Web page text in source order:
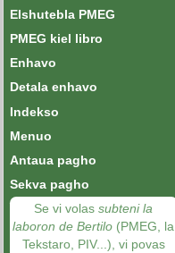
Elshutebla PMEG
PMEG kiel libro
Enhavo
Detala enhavo
Indekso
Menuo
Antaua pagho
Sekva pagho
Se vi volassubteni la
laboron de Bertilo (PMEG, la
Tekstaro, PIV...), vi povas